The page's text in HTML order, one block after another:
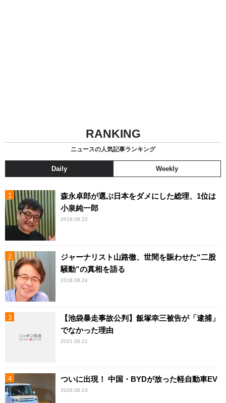
RANKING
ニュースの人気記事ランキング
Daily Weekly
森永卓郎が選ぶ日本をダメにした総理、1位は
小泉純一郎
2018.08.22
ジャーナリスト山路徹、世間を賑わせた“二股
騒動”の真相を語る
2018.08.24
【池袋暴走事故公判】飯塚幸三被告が「逮捕」
でなかった理由
2021.06.21
ついに出現！ 中国・BYDが放った軽自動車EV
2026.08.03